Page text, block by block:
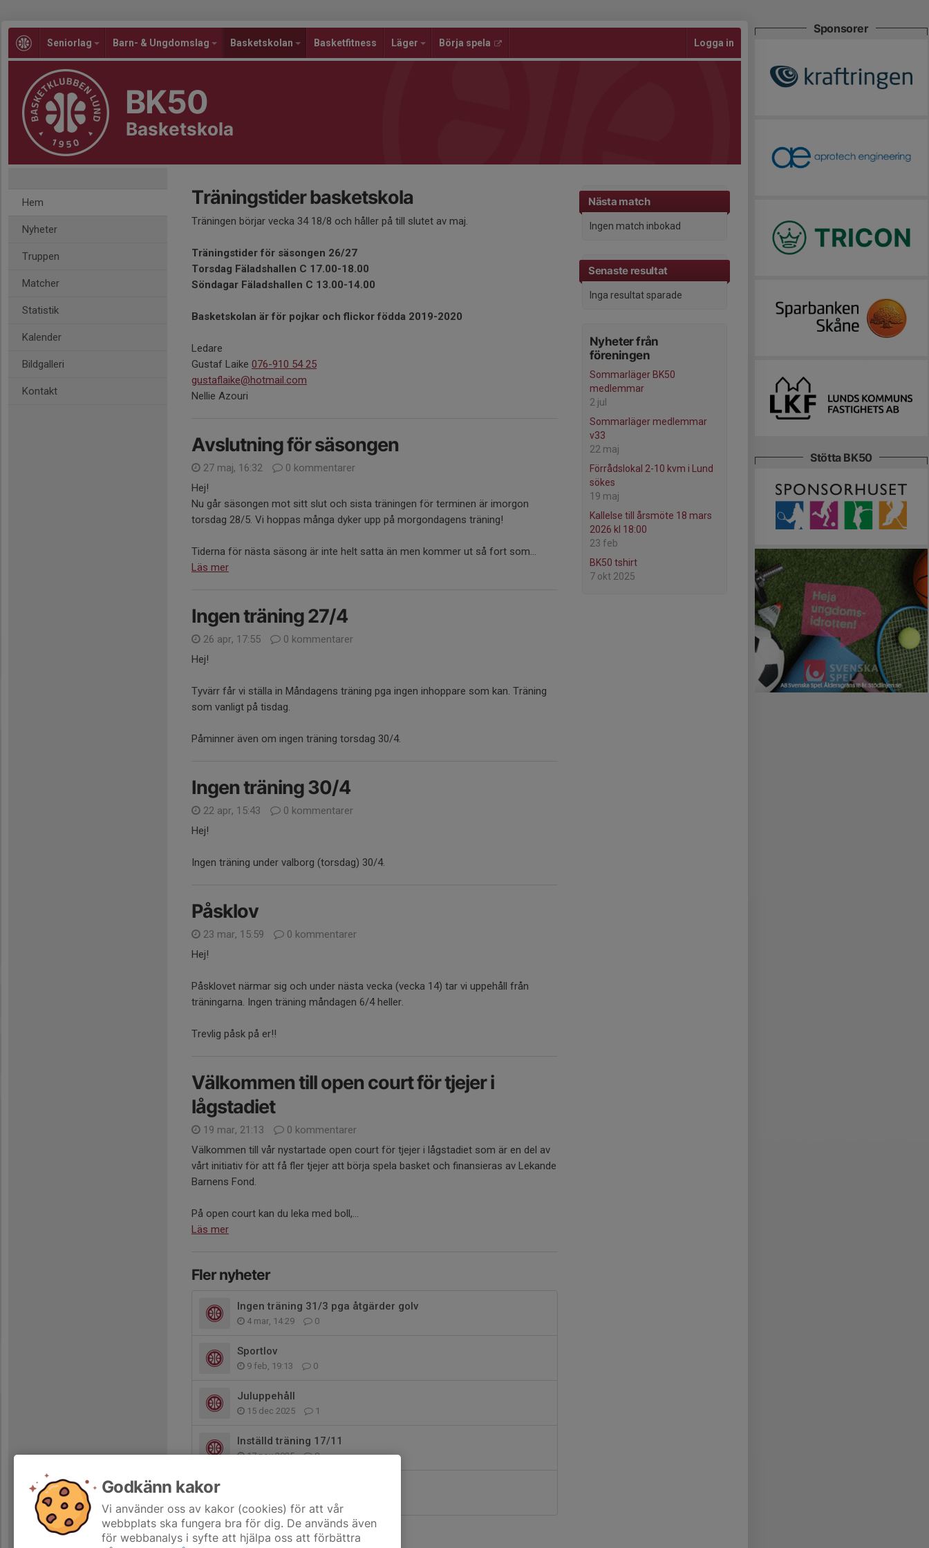
Seniorlag Barn- & Ungdomslag Basketskolan Basketfitness Läger Börja spela Logga in
BK50
Basketskola
Hem
Nyheter
Truppen
Matcher
Statistik
Kalender
Bildgalleri
Kontakt
Nästa match
Ingen match inbokad
Senaste resultat
Inga resultat sparade
Nyheter från
föreningen
Sommarläger BK50
medlemmar
2 jul
Sommarläger medlemmar
v33
22 maj
Förrådslokal 2-10 kvm i Lund
sökes
19 maj
Kallelse till årsmöte 18 mars
2026 kl 18:00
23 feb
BK50 tshirt
7 okt 2025
Träningstider basketskola
Träningen börjar vecka 34 18/8 och håller på till slutet av maj.
Träningstider för säsongen 26/27
Torsdag Fäladshallen C 17.00-18.00
Söndagar Fäladshallen C 13.00-14.00
Basketskolan är för pojkar och flickor födda 2019-2020
Ledare
Gustaf Laike 076-910 54 25
gustaflaike@hotmail.com
Nellie Azouri
Avslutning för säsongen
27 maj, 16:32
0 kommentarer
Hej!
Nu går säsongen mot sitt slut och sista träningen för terminen är imorgon
torsdag 28/5. Vi hoppas många dyker upp på morgondagens träning!
Tiderna för nästa säsong är inte helt satta än men kommer ut så fort som...
Läs mer
Ingen träning 27/4
26 apr, 17:55
0 kommentarer
Hej!
Tyvärr får vi ställa in Måndagens träning pga ingen inhoppare som kan. Träning
som vanligt på tisdag.
Påminner även om ingen träning torsdag 30/4.
Ingen träning 30/4
22 apr, 15:43
0 kommentarer
Hej!
Ingen träning under valborg (torsdag) 30/4.
Påsklov
23 mar, 15:59
0 kommentarer
Hej!
Påsklovet närmar sig och under nästa vecka (vecka 14) tar vi uppehåll från
träningarna. Ingen träning måndagen 6/4 heller.
Trevlig påsk på er!!
Välkommen till open court för tjejer i
lågstadiet
19 mar, 21:13
0 kommentarer
Välkommen till vår nystartade open court för tjejer i lågstadiet som är en del av
vårt initiativ för att få fler tjejer att börja spela basket och finansieras av Lekande
Barnens Fond.
På open court kan du leka med boll,...
Läs mer
Fler nyheter
Ingen träning 31/3 pga åtgärder golv
4 mar, 14:29 0
Sportlov
9 feb, 19:13 0
Juluppehåll
15 dec 2025 1
Inställd träning 17/11
17 nov 2025 0
Sponsorer
Stötta BK50
Godkänn kakor
Vi använder oss av kakor (cookies) för att vår
webbplats ska fungera bra för dig. De används även
för webbanalys i syfte att hjälpa oss att förbättra